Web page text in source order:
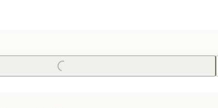
Loading...